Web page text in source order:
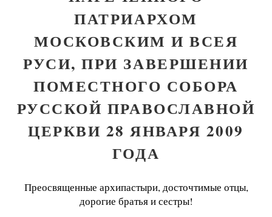
ПАТРИАРХОМ
МОСКОВСКИМ И ВСЕЯ
РУСИ, ПРИ ЗАВЕРШЕНИИ
ПОМЕСТНОГО СОБОРА
РУССКОЙ ПРАВОСЛАВНОЙ
ЦЕРКВИ 28 ЯНВАРЯ 2009
ГОДА
Преосвященные архипастыри, досточтимые отцы,
дорогие братья и сестры!